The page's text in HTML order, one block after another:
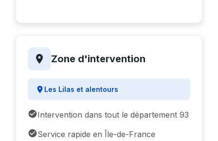
Zone d'intervention
Les Lilas et alentours
Intervention dans tout le département 93
Service rapide en Île-de-France